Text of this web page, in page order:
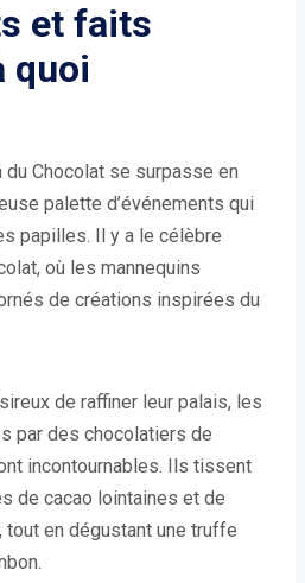
et faits
quoi
du Chocolat se surpasse en
palette d’événements qui
papilles. Il y a le célèbre
où les mannequins
de créations inspirées du
de raffiner leur palais, les
par des chocolatiers de
incontournables. Ils tissent
de cacao lointaines et de
en dégustant une truffe